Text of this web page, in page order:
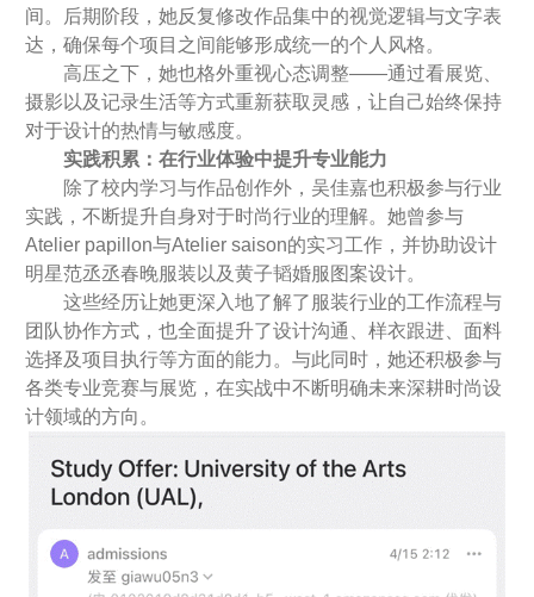
间。后期阶段，她反复修改作品集中的视觉逻辑与文字表
达，确保每个项目之间能够形成统一的个人风格。
高压之下，她也格外重视心态调整——通过看展览、
摄影以及记录生活等方式重新获取灵感，让自己始终保持
对于设计的热情与敏感度。
实践积累：在行业体验中提升专业能力
除了校内学习与作品创作外，吴佳嘉也积极参与行业
实践，不断提升自身对于时尚行业的理解。她曾参与
Atelier papillon与Atelier saison的实习工作，并协助设计
明星范丞丞春晚服装以及黄子韬婚服图案设计。
这些经历让她更深入地了解了服装行业的工作流程与
团队协作方式，也全面提升了设计沟通、样衣跟进、面料
选择及项目执行等方面的能力。与此同时，她还积极参与
各类专业竞赛与展览，在实战中不断明确未来深耕时尚设
计领域的方向。